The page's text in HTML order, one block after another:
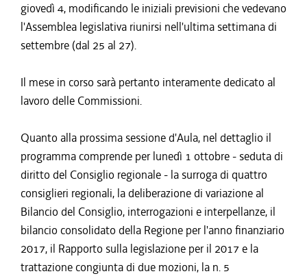
giovedì 4, modificando le iniziali previsioni che vedevano
l'Assemblea legislativa riunirsi nell'ultima settimana di
settembre (dal 25 al 27).
Il mese in corso sarà pertanto interamente dedicato al
lavoro delle Commissioni.
Quanto alla prossima sessione d'Aula, nel dettaglio il
programma comprende per lunedì 1 ottobre - seduta di
diritto del Consiglio regionale - la surroga di quattro
consiglieri regionali, la deliberazione di variazione al
Bilancio del Consiglio, interrogazioni e interpellanze, il
bilancio consolidato della Regione per l'anno finanziario
2017, il Rapporto sulla legislazione per il 2017 e la
trattazione congiunta di due mozioni, la n. 5